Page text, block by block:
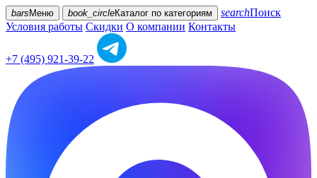
bars Меню book_circleКаталог по категориям searchПоиск
Условия работы Скидки О компании Контакты
+7 (495) 921-39-22